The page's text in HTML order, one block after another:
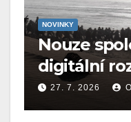
NOVINKY
Nouze
digitální
27. 7. 2026